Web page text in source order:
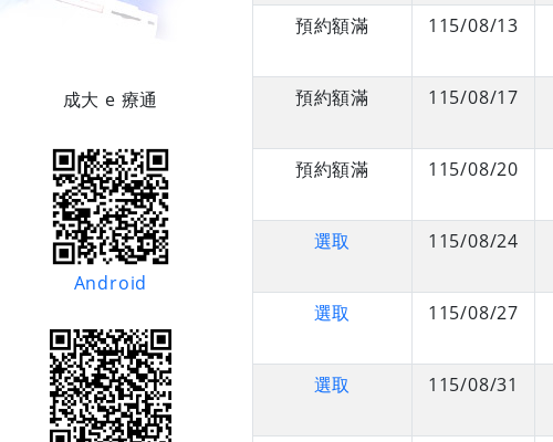
成大 e 療通
Android
預約額滿
115/08/13
預約額滿
115/08/17
預約額滿
115/08/20
選取
115/08/24
選取
115/08/27
選取
115/08/31